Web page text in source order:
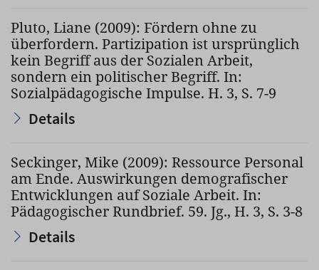
Pluto, Liane (2009): Fördern ohne zu
überfordern. Partizipation ist ursprünglich
kein Begriff aus der Sozialen Arbeit,
sondern ein politischer Begriff. In:
Sozialpädagogische Impulse. H. 3, S. 7-9
Details
Seckinger, Mike (2009): Ressource Personal
am Ende. Auswirkungen demografischer
Entwicklungen auf Soziale Arbeit. In:
Pädagogischer Rundbrief. 59. Jg., H. 3, S. 3-8
Details